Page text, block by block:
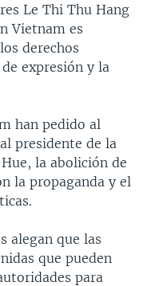
Le Thi Thu Hang
Vietnam es
derechos
expresión y la
han pedido al
presidente de la
la abolición de
la propaganda y el
alegan que las
que pueden
para